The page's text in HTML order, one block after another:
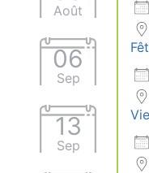
Août
06
Sep
13
Sep